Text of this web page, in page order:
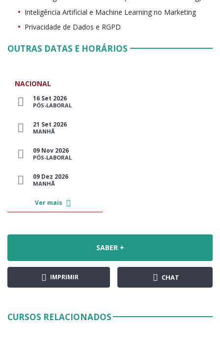
Inteligência Artificial e Machine Learning no Marketing
Privacidade de Dados e RGPD
OUTRAS DATAS E HORÁRIOS
NACIONAL
16 Set 2026
PÓS-LABORAL
21 Set 2026
MANHÃ
09 Nov 2026
PÓS-LABORAL
09 Dez 2026
MANHÃ
Ver mais
SABER +
IMPRIMIR CHAT
CURSOS RELACIONADOS